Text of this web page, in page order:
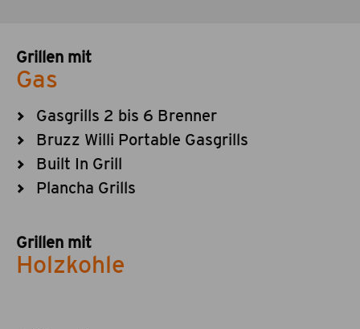
Grillen mit
Gas
Gasgrills 2 bis 6 Brenner
Bruzz Willi Portable Gasgrills
Built In Grill
Plancha Grills
Grillen mit
Holzkohle